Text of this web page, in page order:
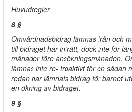
Huvudregler
8 §
Omvårdnadsbidrag lämnas från och
till bidraget har inträtt, dock inte för
månader före ansökningsmånaden.
lämnas inte re- troaktivt för en sådan
redan har lämnats bidrag för barnet
en ökning av bidraget.
9 §